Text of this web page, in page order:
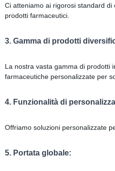
Ci atteniamo ai rigorosi standard
prodotti farmaceutici.
3. Gamma di prodotti
La nostra vasta gamma di prodotti
farmaceutiche personalizzate per
4. Funzionalità di
Offriamo soluzioni personalizzate
5. Portata globale: